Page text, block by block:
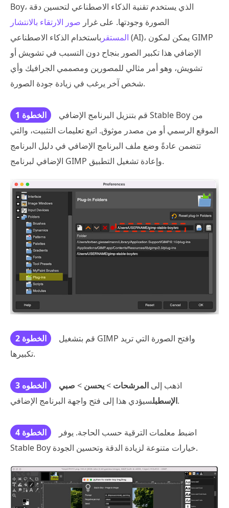
Boy، الذي يستخدم تقنية الذكاء الاصطناعي لتحسين دقة
الصورة وجودتها. على غرار صور الارتقاء بالانتشار
المستقر باستخدام الذكاء الاصطناعي (AI)، يمكن لمكون GIMP
الإضافي هذا تكبير الصور بنجاح دون التسبب في تشويش أو
تشويش، وهو أمر مثالي للمصورين ومصممي الجرافيك وأي
شخص آخر يرغب في زيادة جودة الصورة.
الخطوة 1
قم بتنزيل البرنامج الإضافي Stable Boy من
الموقع الرسمي أو من مصدر موثوق. اتبع تعليمات التثبيت، والتي
تتضمن عادةً وضع ملف البرنامج الإضافي في دليل البرنامج
الإضافي لبرنامج GIMP وإعادة تشغيل التطبيق.
الخطوة 2
قم بتشغيل GIMP وافتح الصورة التي تريد
تكبيرها.
الخطوه 3 اذهب إلى المرشحات >يحسن > صبي
الإسطبلسيؤدي هذا إلى فتح واجهة البرنامج الإضافي.
الخطوة 4
اضبط معلمات الترقية حسب الحاجة. يوفر
Stable Boy خيارات متنوعة لزيادة الدقة وتحسين الجودة.